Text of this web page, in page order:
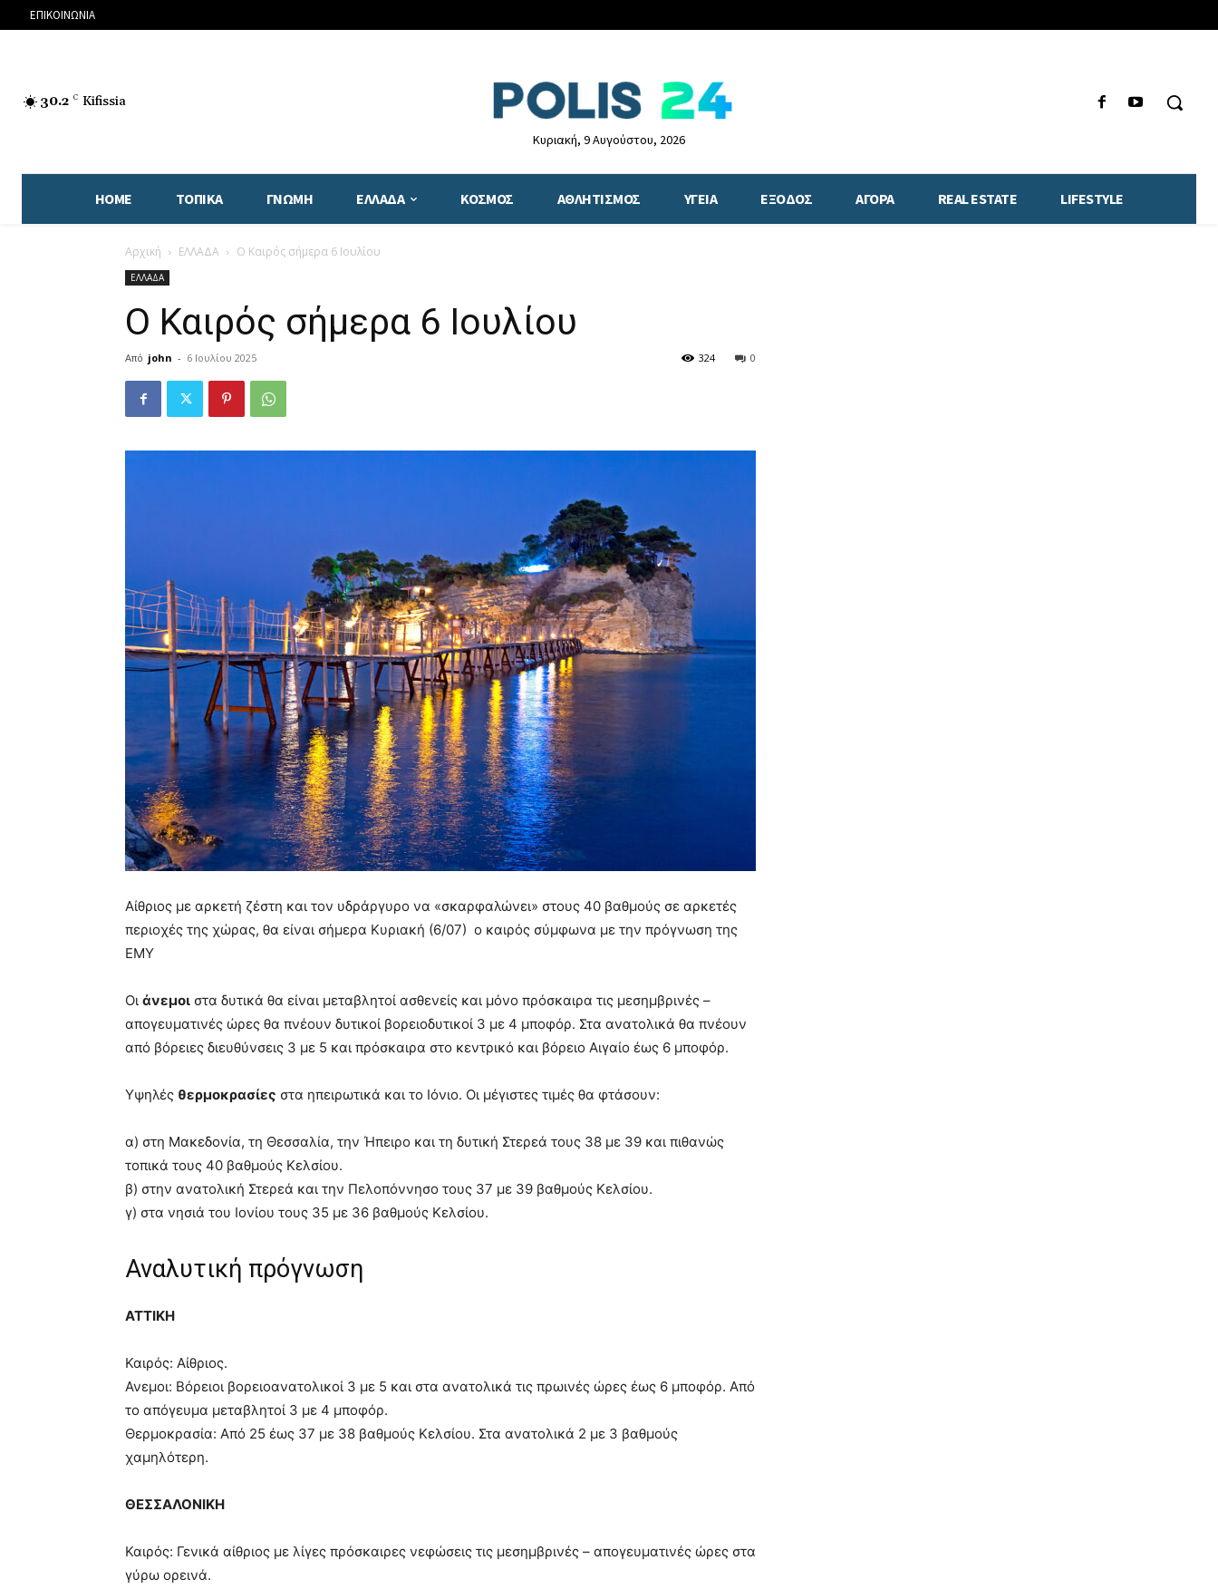
ΕΠΙΚΟΙΝΩΝΙΑ
30.2 C Kifissia
Κυριακή, 9 Αυγούστου, 2026
HOME ΤΟΠΙΚΑ ΓΝΩΜΗ ΕΛΛΑΔΑ ΚΟΣΜΟΣ ΑΘΛΗΤΙΣΜΟΣ ΥΓΕΙΑ ΕΞΟΔΟΣ ΑΓΟΡΑ REAL ESTATE LIFESTYLE
Αρχική ΕΛΛΑΔΑ Ο Καιρός σήμερα 6 Ιουλίου
ΕΛΛΑΔΑ
Ο Καιρός σήμερα 6 Ιουλίου
Από john - 6 Ιουλίου 2025 0
324
Αίθριος με αρκετή ζέστη και τον υδράργυρο να «σκαρφαλώνει» στους 40 βαθμούς σε αρκετές
περιοχές της χώρας, θα είναι σήμερα Κυριακή (6/07) ο καιρός σύμφωνα με την πρόγνωση της
ΕΜΥ
Οι άνεμοι στα δυτικά θα είναι μεταβλητοί ασθενείς και μόνο πρόσκαιρα τις μεσημβρινές –
απογευματινές ώρες θα πνέουν δυτικοί βορειοδυτικοί 3 με 4 μποφόρ. Στα ανατολικά θα πνέουν
από βόρειες διευθύνσεις 3 με 5 και πρόσκαιρα στο κεντρικό και βόρειο Αιγαίο έως 6 μποφόρ.
Υψηλές θερμοκρασίες στα ηπειρωτικά και το Ιόνιο. Οι μέγιστες τιμές θα φτάσουν:
α) στη Μακεδονία, τη Θεσσαλία, την Ήπειρο και τη δυτική Στερεά τους 38 με 39 και πιθανώς
τοπικά τους 40 βαθμούς Κελσίου.
β) στην ανατολική Στερεά και την Πελοπόννησο τους 37 με 39 βαθμούς Κελσίου.
γ) στα νησιά του Ιονίου τους 35 με 36 βαθμούς Κελσίου.
Αναλυτική πρόγνωση
ΑΤΤΙΚΗ
Καιρός: Αίθριος.
Ανεμοι: Βόρειοι βορειοανατολικοί 3 με 5 και στα ανατολικά τις πρωινές ώρες έως 6 μποφόρ. Από
το απόγευμα μεταβλητοί 3 με 4 μποφόρ.
Θερμοκρασία: Από 25 έως 37 με 38 βαθμούς Κελσίου. Στα ανατολικά 2 με 3 βαθμούς
χαμηλότερη.
ΘΕΣΣΑΛΟΝΙΚΗ
Καιρός: Γενικά αίθριος με λίγες πρόσκαιρες νεφώσεις τις μεσημβρινές – απογευματινές ώρες στα
γύρω ορεινά.